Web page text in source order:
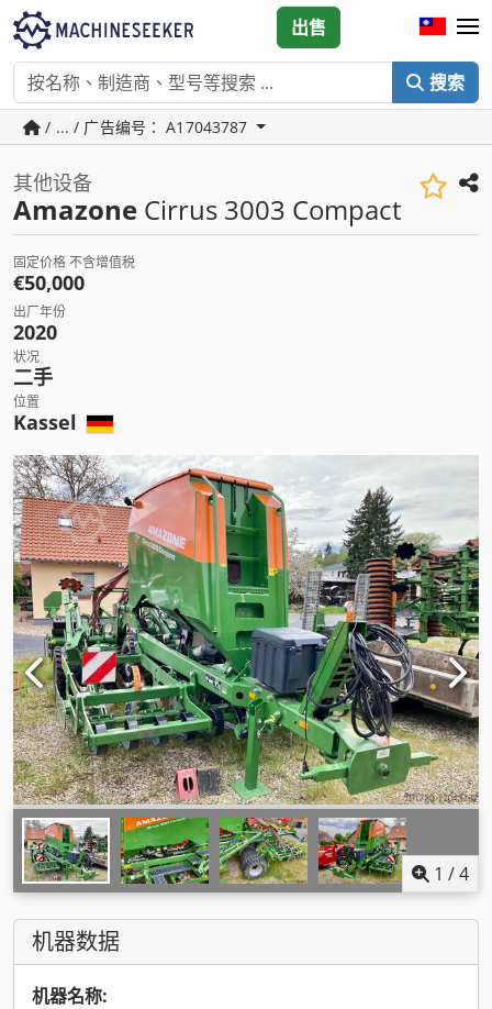
搜索
出售
/ ... / 广告编号： A17043787
其他设备
Amazone Cirrus 3003 Compact
固定价格 不含增值税
€50,000
出厂年份
2020
状况
二手
位置
Kassel
1 /4
机器数据
机器名称: